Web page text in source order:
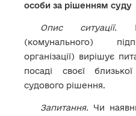
особи за рішенням суду
Опис ситуації.
(комунального)
організації) вирішує
посаді своєї
судового рішення.
Запитання.Чи